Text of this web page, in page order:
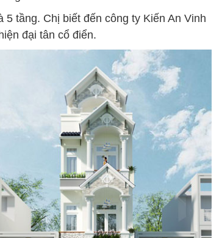
tầng. Chị biết đến công ty Kiến An Vinh
đại tân cổ điển.